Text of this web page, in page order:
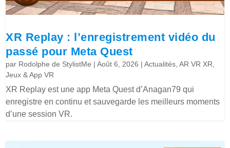
XR Replay : l’enregistrement vidéo du
passé pour Meta Quest
par Rodolphe de StylistMe |Août 6, 2026 |Actualités ,AR VR XR
Jeux & App VR
XR Replay est une app Meta Quest d’Anagan79 qui
enregistre en continu et sauvegarde les meilleurs moments
d’une session VR.